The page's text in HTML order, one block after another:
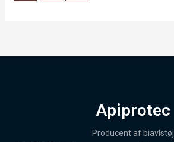
Apiprotec
Producent af biavlstøj